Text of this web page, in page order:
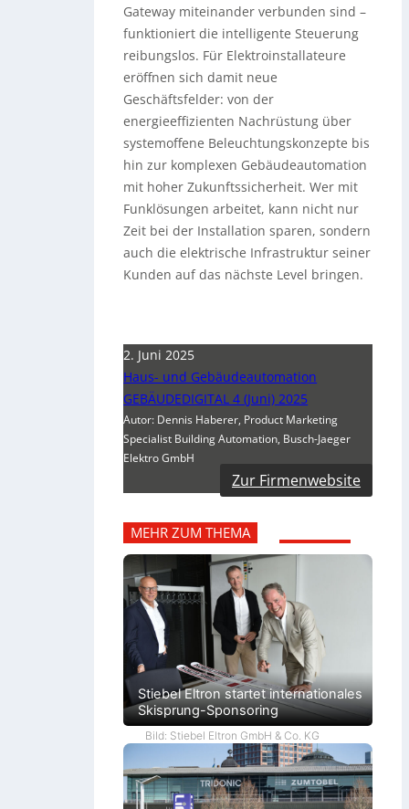
Gateway miteinander verbunden sind –
funktioniert die intelligente Steuerung
reibungslos. Für Elektroinstallateure
eröffnen sich damit neue
Geschäftsfelder: von der
energieeffizienten Nachrüstung über
systemoffene Beleuchtungskonzepte bis
hin zur komplexen Gebäudeautomation
mit hoher Zukunftssicherheit. Wer mit
Funklösungen arbeitet, kann nicht nur
Zeit bei der Installation sparen, sondern
auch die elektrische Infrastruktur seiner
Kunden auf das nächste Level bringen.
2. Juni 2025
Haus- und Gebäudeautomation
GEBÄUDEDIGITAL 4 (Juni) 2025
Autor: Dennis Haberer, Product Marketing
Specialist Building Automation, Busch-Jaeger
Elektro GmbH
Zur Firmenwebsite
MEHR ZUM THEMA
Stiebel Eltron startet internationales
Skisprung-Sponsoring
Bild: Stiebel Eltron GmbH & Co. KG